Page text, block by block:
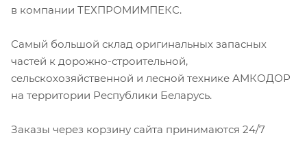
в компании ТЕХПРОМИМПЕКС.
Самый большой склад оригинальных запасных
частей к дорожно-строительной,
сельскохозяйственной и лесной технике АМКОДОР
на территории Республики Беларусь.
Заказы через корзину сайта принимаются 24/7